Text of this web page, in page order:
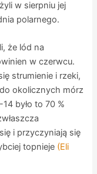
w sierpniu jej
polarnego.
że lód na
w czerwcu.
strumienie i rzeki,
okolicznych mórz
było to 70 %
i przyczyniają się
topnieje (Eli